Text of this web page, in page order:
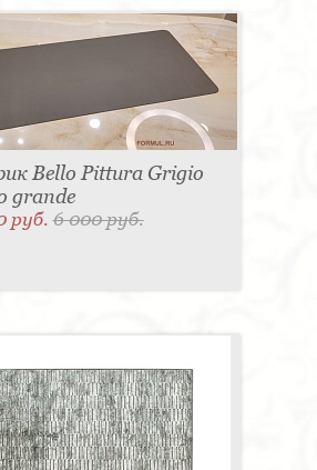
Bello Pittura Grigio
grande
руб.6 000 руб.